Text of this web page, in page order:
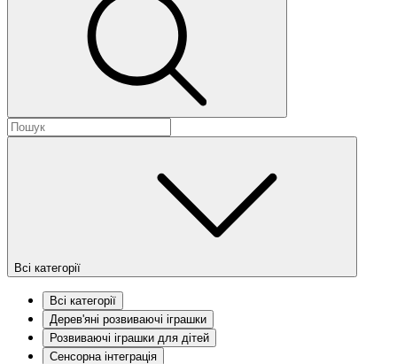
Всі категорії
Всі категорії
Дерев'яні розвиваючі іграшки
Розвиваючі іграшки для дітей
Сенсорна інтеграція